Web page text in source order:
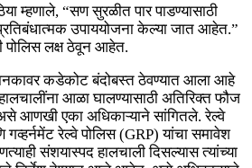
म्हणाले, “सण सुरळीत पार पाडण्यासाठी
उपाययोजना केल्या जात आहेत.”
पोलिस लक्ष ठेवून आहेत.
कडेकोट बंदोबस्त ठेवण्यात आला आहे
आळा घालण्यासाठी अतिरिक्त फौज
आणखी एका अधिकाऱ्याने सांगितले. रेल्वे
रेल्वे पोलिस (GRP) यांचा समावेश
संशयास्पद हालचाली दिसल्यास त्यांच्या